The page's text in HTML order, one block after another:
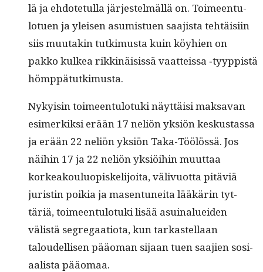
lä ja ehdote­tul­la jär­jestelmäl­lä on. Toimeen­tu­
lotuen ja yleisen asum­istuen saa­jista tehtäisi­in
siis muu­takin tutkimus­ta kuin köy­hien on
pakko kulkea rikkinäi­sis­sä vaat­teis­sa ‑tyyp­pistä
hömppätutkimusta.
Nyky­isin toimeen­tu­lo­tu­ki näyt­täisi mak­sa­van
esimerkik­si erään 17 neliön yksiön keskus­tas­sa
ja erään 22 neliön yksiön Taka-Töölössä. Jos
näi­hin 17 ja 22 neliön yksiöi­hin muut­taa
korkeak­oulu­opiske­li­joi­ta, välivuot­ta pitäviä
juristin poikia ja masen­tunei­ta lääkärin tyt­
täriä, toimeen­tu­lo­tu­ki lisää asuinaluei­den
välistä seg­re­gaa­tio­ta, kun tarkastel­laan
taloudel­lisen pääo­man sijaan tuen saa­jien sosi­
aal­ista pääomaa.